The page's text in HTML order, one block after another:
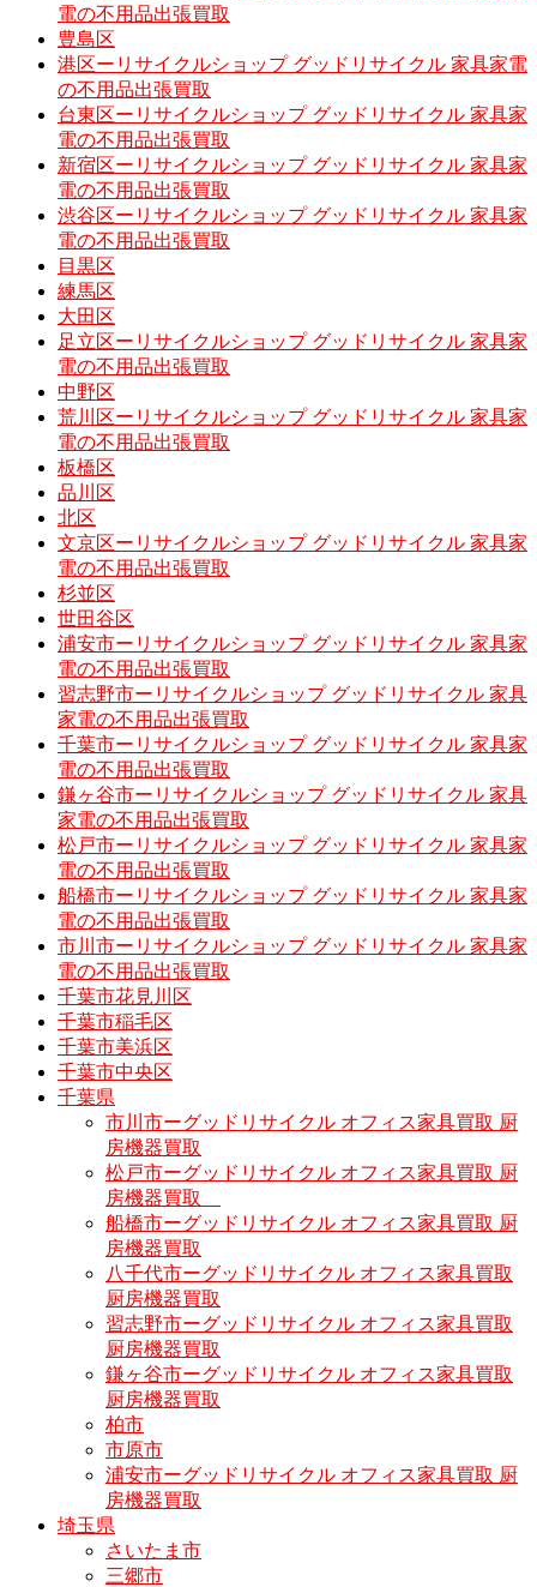
電の不用品出張買取
豊島区
港区ーリサイクルショップ グッドリサイクル 家具家電
の不用品出張買取
台東区ーリサイクルショップ グッドリサイクル 家具家
電の不用品出張買取
新宿区ーリサイクルショップ グッドリサイクル 家具家
電の不用品出張買取
渋谷区ーリサイクルショップ グッドリサイクル 家具家
電の不用品出張買取
目黒区
練馬区
大田区
足立区ーリサイクルショップ グッドリサイクル 家具家
電の不用品出張買取
中野区
荒川区ーリサイクルショップ グッドリサイクル 家具家
電の不用品出張買取
板橋区
品川区
北区
文京区ーリサイクルショップ グッドリサイクル 家具家
電の不用品出張買取
杉並区
世田谷区
浦安市ーリサイクルショップ グッドリサイクル 家具家
電の不用品出張買取
習志野市ーリサイクルショップ グッドリサイクル 家具
家電の不用品出張買取
千葉市ーリサイクルショップ グッドリサイクル 家具家
電の不用品出張買取
鎌ヶ谷市ーリサイクルショップ グッドリサイクル 家具
家電の不用品出張買取
松戸市ーリサイクルショップ グッドリサイクル 家具家
電の不用品出張買取
船橋市ーリサイクルショップ グッドリサイクル 家具家
電の不用品出張買取
市川市ーリサイクルショップ グッドリサイクル 家具家
電の不用品出張買取
千葉市花見川区
千葉市稲毛区
千葉市美浜区
千葉市中央区
千葉県
市川市ーグッドリサイクル オフィス家具買取 厨
房機器買取
松戸市ーグッドリサイクル オフィス家具買取 厨
房機器買取
船橋市ーグッドリサイクル オフィス家具買取 厨
房機器買取
八千代市ーグッドリサイクル オフィス家具買取
厨房機器買取
習志野市ーグッドリサイクル オフィス家具買取
厨房機器買取
鎌ヶ谷市ーグッドリサイクル オフィス家具買取
厨房機器買取
柏市
市原市
浦安市ーグッドリサイクル オフィス家具買取 厨
房機器買取
埼玉県
さいたま市
三郷市